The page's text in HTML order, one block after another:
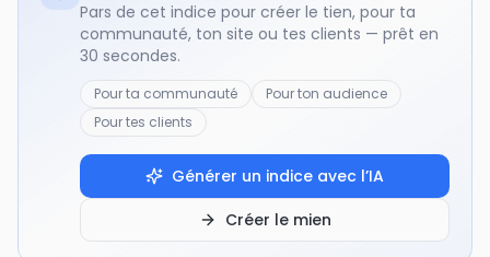
Pars de cet indice pour créer le tien, pour ta
communauté, ton site ou tes clients — prêt en
30 secondes.
Pour ta communauté
Pour ton audience
Pour tes clients
Générer un indice avec l’IA
Créer le mien